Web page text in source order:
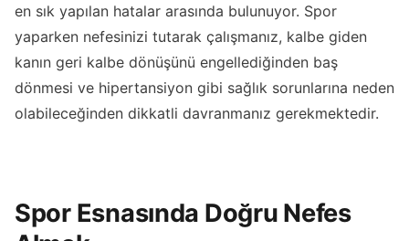
en sık yapılan hatalar arasında bulunuyor. Spor
yaparken nefesinizi tutarak çalışmanız, kalbe giden
kanın geri kalbe dönüşünü engellediğinden baş
dönmesi ve hipertansiyon gibi sağlık sorunlarına neden
olabileceğinden dikkatli davranmanız gerekmektedir.
Spor Esnasında Doğru Nefes